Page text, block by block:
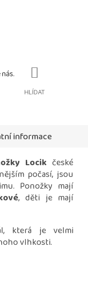
HLÍDAT
informace
Locik české
počasí, jsou
Ponožky mají
, děti je mají
která je velmi
vlhkosti.